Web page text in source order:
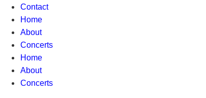
Contact
Home
About
Concerts
Home
About
Concerts